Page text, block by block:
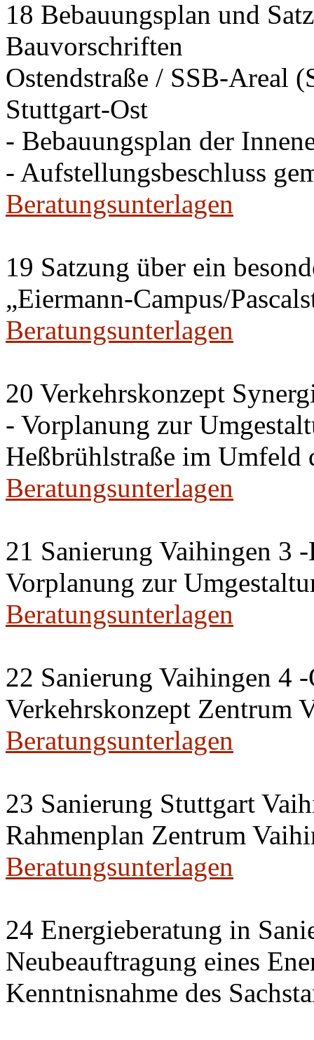
18 Bebauungsplan und
Bauvorschriften
Ostendstraße / SSB-Areal
Stuttgart-Ost
- Bebauungsplan der
- Aufstellungsbeschluss
Beratungsunterlagen
19 Satzung über ein
„Eiermann-Campus/
Beratungsunterlagen
20 Verkehrskonzept
- Vorplanung zur
Heßbrühlstraße im Umfeld
Beratungsunterlagen
21 Sanierung Vaihingen 3
Vorplanung zur
Beratungsunterlagen
22 Sanierung Vaihingen 4
Verkehrskonzept Zentrum
Beratungsunterlagen
23 Sanierung Stuttgart
Rahmenplan Zentrum
Beratungsunterlagen
24 Energieberatung in
Neubeauftragung eines
Kenntnisnahme des